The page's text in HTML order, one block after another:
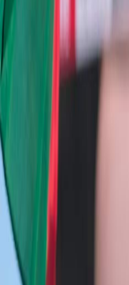
Lensa
Iqtishodia
Literasi Umat